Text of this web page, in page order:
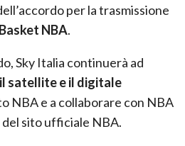
per la trasmissione
Basket NBA.
Sky Italia continuerà ad
satellite e il digitale
NBA e a collaborare con NBA
sito ufficiale NBA.